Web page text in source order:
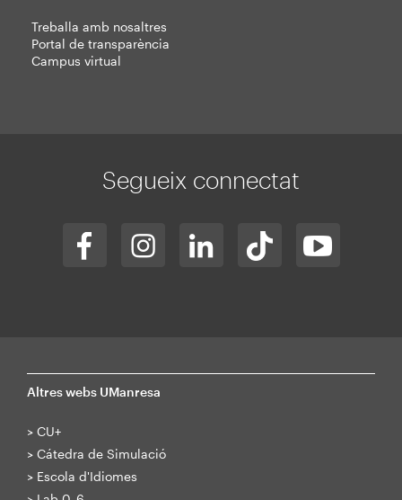
Treballa amb nosaltres
Portal de transparència
Campus virtual
Segueix connectat
Altres webs UManresa
> CU+
> Cátedra de Simulació
> Escola d'Idiomes